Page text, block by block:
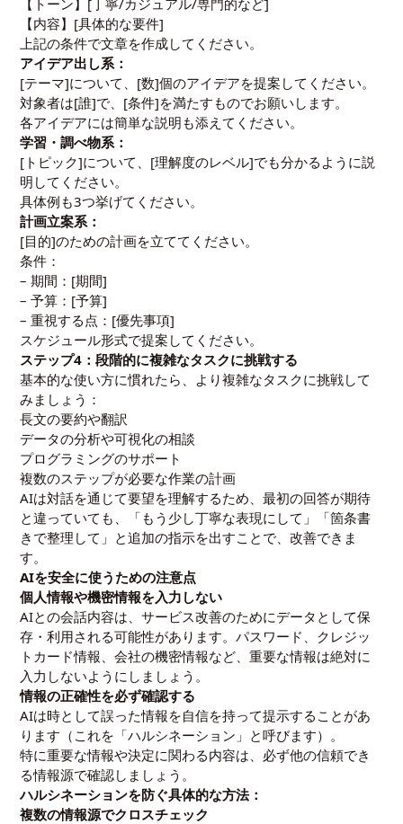
【トーン】[丁寧/カジュアル/専門的など]
【内容】[具体的な要件]
上記の条件で文章を作成してください。
アイデア出し系：
[テーマ]について、[数]個のアイデアを提案してください。
対象者は[誰]で、[条件]を満たすものでお願いします。
各アイデアには簡単な説明も添えてください。
学習・調べ物系：
[トピック]について、[理解度のレベル]でも分かるように説
明してください。
具体例も3つ挙げてください。
計画立案系：
[目的]のための計画を立ててください。
条件：
– 期間：[期間]
– 予算：[予算]
– 重視する点：[優先事項]
スケジュール形式で提案してください。
ステップ4：段階的に複雑なタスクに挑戦する
基本的な使い方に慣れたら、より複雑なタスクに挑戦して
みましょう：
長文の要約や翻訳
データの分析や可視化の相談
プログラミングのサポート
複数のステップが必要な作業の計画
AIは対話を通じて要望を理解するため、最初の回答が期待
と違っていても、「もう少し丁寧な表現にして」「箇条書
きで整理して」と追加の指示を出すことで、改善できま
す。
AIを安全に使うための注意点
個人情報や機密情報を入力しない
AIとの会話内容は、サービス改善のためにデータとして保
存・利用される可能性があります。パスワード、クレジッ
トカード情報、会社の機密情報など、重要な情報は絶対に
入力しないようにしましょう。
情報の正確性を必ず確認する
AIは時として誤った情報を自信を持って提示することがあ
ります（これを「ハルシネーション」と呼びます）。
特に重要な情報や決定に関わる内容は、必ず他の信頼でき
る情報源で確認しましょう。
ハルシネーションを防ぐ具体的な方法：
複数の情報源でクロスチェック